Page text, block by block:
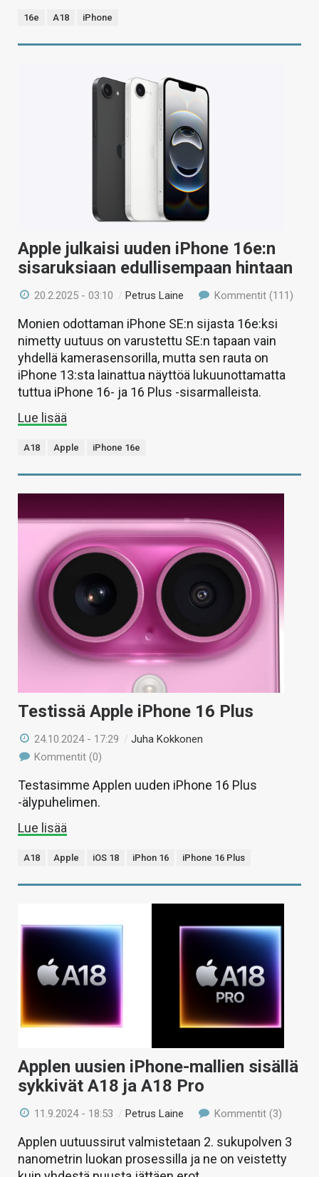
16e A18 iPhone
Apple julkaisi uuden iPhone 16e:n
sisaruksiaan edullisempaan hintaan
20.2.2025 - 03:10 /Petrus Laine Kommentit (111)
Monien odottaman iPhone SE:n sijasta 16e:ksi
nimetty uutuus on varustettu SE:n tapaan vain
yhdellä kamerasensorilla, mutta sen rauta on
iPhone 13:sta lainattua näyttöä lukuunottamatta
tuttua iPhone 16- ja 16 Plus -sisarmalleista.
Lue lisää
A18 Apple iPhone 16e
Testissä Apple iPhone 16 Plus
24.10.2024 - 17:29 /Juha Kokkonen
Kommentit (0)
Testasimme Applen uuden iPhone 16 Plus
-älypuhelimen.
Lue lisää
A18 Apple iOS 18 iPhon 16 iPhone 16 Plus
Applen uusien iPhone-mallien sisällä
sykkivät A18 ja A18 Pro
11.9.2024 - 18:53 /Petrus Laine Kommentit (3)
Applen uutuussirut valmistetaan 2. sukupolven 3
nanometrin luokan prosessilla ja ne on veistetty